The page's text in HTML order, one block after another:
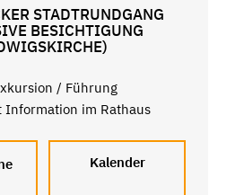
STADTRUNDGANG
BESICHTIGUNG
/ Führung
Information im Rathaus
Kalender